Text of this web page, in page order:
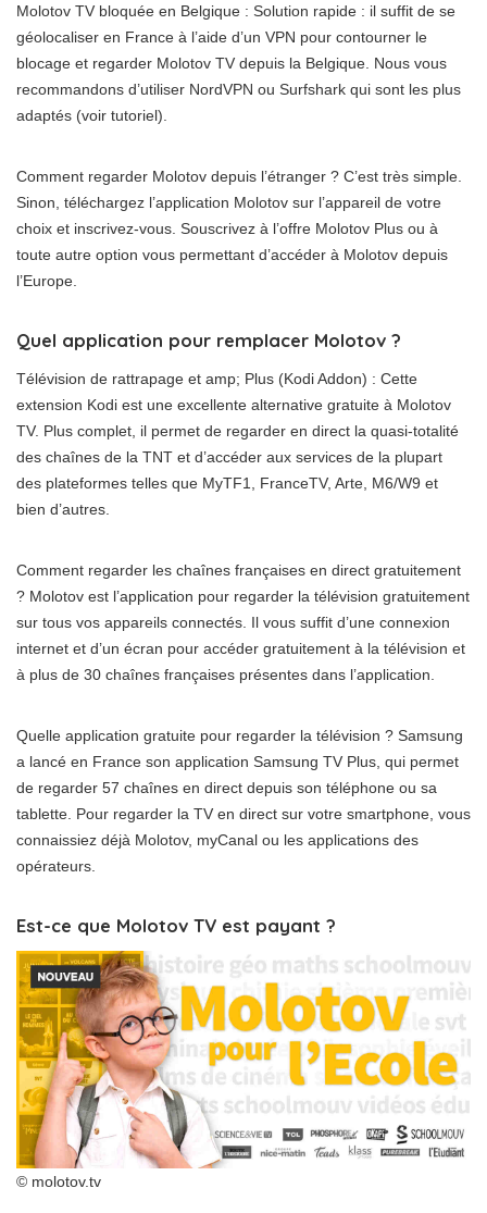
Molotov TV bloquée en Belgique : Solution rapide : il suffit de se
géolocaliser en France à l’aide d’un VPN pour contourner le
blocage et regarder Molotov TV depuis la Belgique. Nous vous
recommandons d’utiliser NordVPN ou Surfshark qui sont les plus
adaptés (voir tutoriel).
Comment regarder Molotov depuis l’étranger ? C’est très simple.
Sinon, téléchargez l’application Molotov sur l’appareil de votre
choix et inscrivez-vous. Souscrivez à l’offre Molotov Plus ou à
toute autre option vous permettant d’accéder à Molotov depuis
l’Europe.
Quel application pour remplacer Molotov ?
Télévision de rattrapage et amp; Plus (Kodi Addon) : Cette
extension Kodi est une excellente alternative gratuite à Molotov
TV. Plus complet, il permet de regarder en direct la quasi-totalité
des chaînes de la TNT et d’accéder aux services de la plupart
des plateformes telles que MyTF1, FranceTV, Arte, M6/W9 et
bien d’autres.
Comment regarder les chaînes françaises en direct gratuitement
? Molotov est l’application pour regarder la télévision gratuitement
sur tous vos appareils connectés. Il vous suffit d’une connexion
internet et d’un écran pour accéder gratuitement à la télévision et
à plus de 30 chaînes françaises présentes dans l’application.
Quelle application gratuite pour regarder la télévision ? Samsung
a lancé en France son application Samsung TV Plus, qui permet
de regarder 57 chaînes en direct depuis son téléphone ou sa
tablette. Pour regarder la TV en direct sur votre smartphone, vous
connaissiez déjà Molotov, myCanal ou les applications des
opérateurs.
Est-ce que Molotov TV est payant ?
© molotov.tv